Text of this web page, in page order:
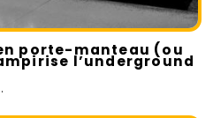
porte-manteau (ou
l’underground